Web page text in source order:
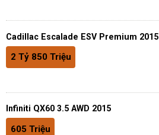
Cadillac Escalade ESV Premium 2015
2 Tỷ 850 Triệu
Infiniti QX60 3.5 AWD 2015
605 Triệu